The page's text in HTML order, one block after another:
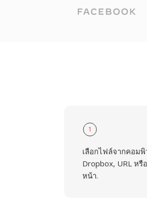
1
เลือกไฟล์จากคอมพิ
Dropbox, URL ห
หน้า.